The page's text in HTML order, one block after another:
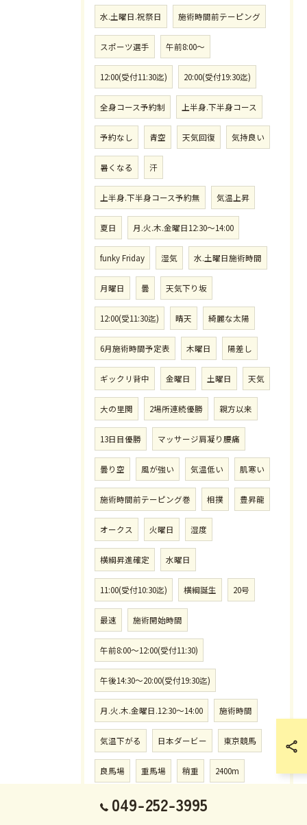
水.土曜日.祝祭日 施術時間前テーピング
スポーツ選手 午前8:00〜
12:00(受付11:30迄) 20:00(受付19:30迄)
全身コース予約制 上半身.下半身コース
予約なし 青空 天気回復 気持良い
暑くなる 汗
上半身.下半身コース予約無 気温上昇
夏日 月.火.木.金曜日12:30〜14:00
funky Friday 湿気 水.土曜日施術時間
月曜日 曇 天気下り坂
12:00(受11:30迄) 晴天 綺麗な太陽
6月施術時間予定表 木曜日 陽差し
ギックリ背中 金曜日 土曜日 天気
大の里関 2場所連続優勝 親方以来
13日目優勝 マッサージ肩凝り腰痛
曇り空 風が強い 気温低い 肌寒い
施術時間前テーピング巻 相撲 豊昇龍
オークス 火曜日 湿度
横綱昇進確定 水曜日
11:00(受付10:30迄) 横綱誕生 20号
最速 施術開始時間
午前8:00〜12:00(受付11:30)
午後14:30〜20:00(受付19:30迄)
月.火.木.金曜日.12:30〜14:00 施術時間
気温下がる 日本ダービー 東京競馬
良馬場 重馬場 稍重 2400m
上半身.下半身コース予約なし
049-252-3995